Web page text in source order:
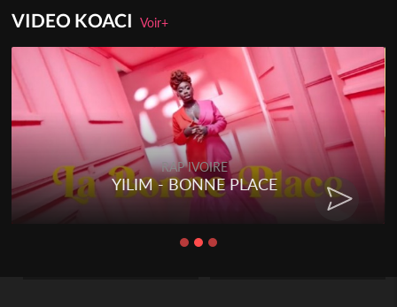
VIDEO KOACIVoir+
RAP IVOIRE
YILIM - BONNE PLACE